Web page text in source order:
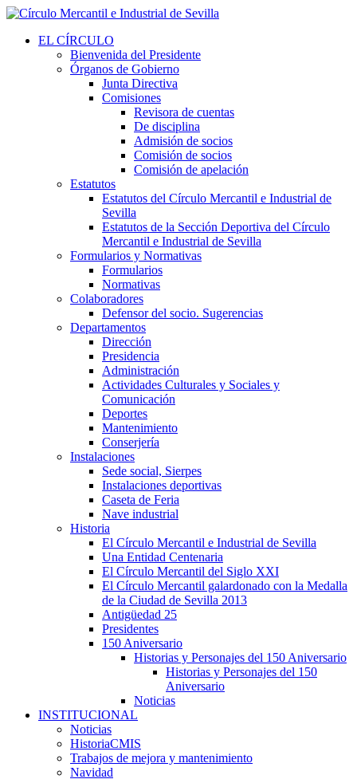
EL CÍRCULO
Bienvenida del Presidente
Órganos de Gobierno
Junta Directiva
Comisiones
Revisora de cuentas
De disciplina
Admisión de socios
Comisión de socios
Comisión de apelación
Estatutos
Estatutos del Círculo Mercantil e Industrial de
Sevilla
Estatutos de la Sección Deportiva del Círculo
Mercantil e Industrial de Sevilla
Formularios y Normativas
Formularios
Normativas
Colaboradores
Defensor del socio. Sugerencias
Departamentos
Dirección
Presidencia
Administración
Actividades Culturales y Sociales y
Comunicación
Deportes
Mantenimiento
Conserjería
Instalaciones
Sede social, Sierpes
Instalaciones deportivas
Caseta de Feria
Nave industrial
Historia
El Círculo Mercantil e Industrial de Sevilla
Una Entidad Centenaria
El Círculo Mercantil del Siglo XXI
El Círculo Mercantil galardonado con la Medalla
de la Ciudad de Sevilla 2013
Antigüedad 25
Presidentes
150 Aniversario
Historias y Personajes del 150 Aniversario
Historias y Personajes del 150
Aniversario
Noticias
INSTITUCIONAL
Noticias
HistoriaCMIS
Trabajos de mejora y mantenimiento
Navidad